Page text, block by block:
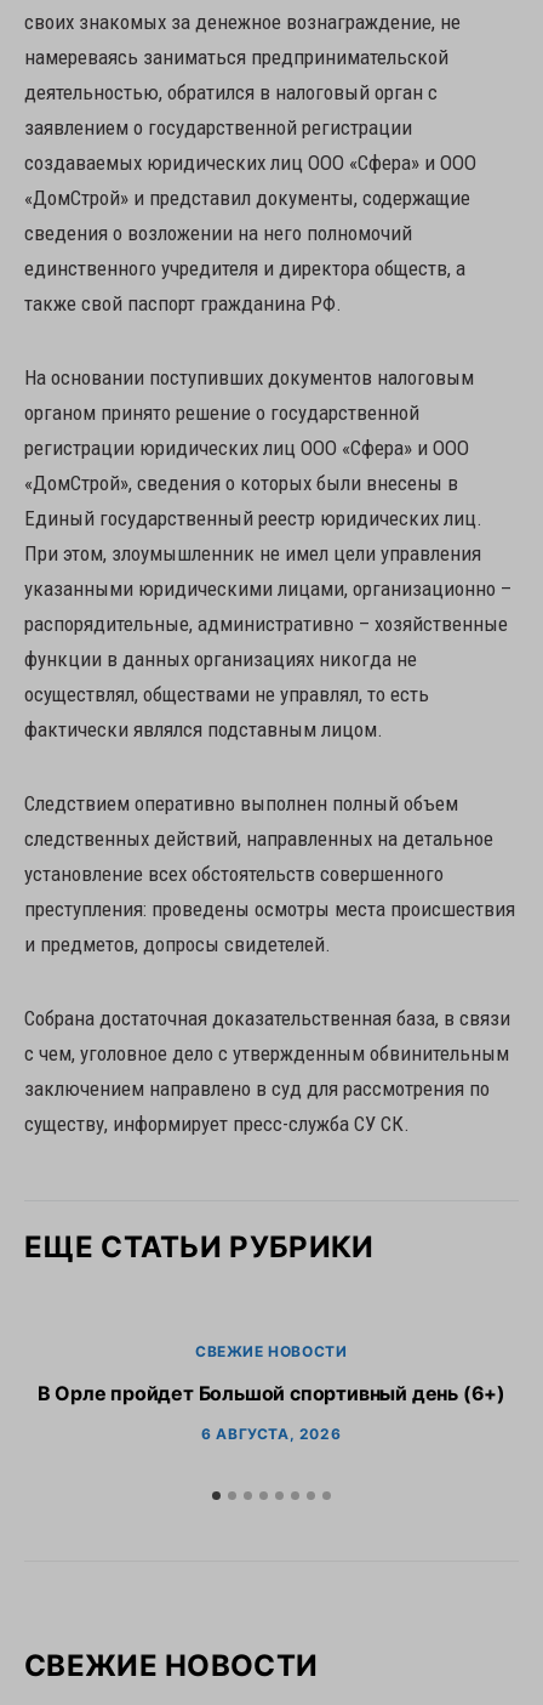
своих знакомых за денежное вознаграждение, не
намереваясь заниматься предпринимательской
деятельностью, обратился в налоговый орган с
заявлением о государственной регистрации
создаваемых юридических лиц ООО «Сфера» и ООО
«ДомСтрой» и представил документы, содержащие
сведения о возложении на него полномочий
единственного учредителя и директора обществ, а
также свой паспорт гражданина РФ.
На основании поступивших документов налоговым
органом принято решение о государственной
регистрации юридических лиц ООО «Сфера» и ООО
«ДомСтрой», сведения о которых были внесены в
Единый государственный реестр юридических лиц.
При этом, злоумышленник не имел цели управления
указанными юридическими лицами, организационно –
распорядительные, административно – хозяйственные
функции в данных организациях никогда не
осуществлял, обществами не управлял, то есть
фактически являлся подставным лицом.
Следствием оперативно выполнен полный объем
следственных действий, направленных на детальное
установление всех обстоятельств совершенного
преступления: проведены осмотры места происшествия
и предметов, допросы свидетелей.
Собрана достаточная доказательственная база, в связи
с чем, уголовное дело с утвержденным обвинительным
заключением направлено в суд для рассмотрения по
существу, информирует пресс-служба СУ СК.
ЕЩЕ СТАТЬИ РУБРИКИ
СВЕЖИЕ НОВОСТИ
В Орле пройдет Большой спортивный день (6+)
6 АВГУСТА, 2026
СВЕЖИЕ НОВОСТИ